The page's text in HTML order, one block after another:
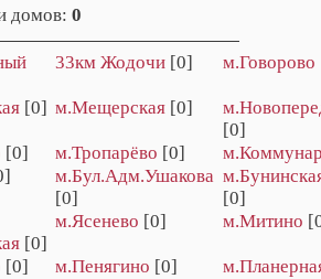
домов: 0
33км Жодочи [0] м.Говорово
[0] м.Мещерская [0]
[0]
[0] м.Тропарёво [0]
м.Бул.Адм.Ушакова
[0]
[0]
[0]
м.Ясенево [0] м.Митино
[0] м.Пенягино [0]